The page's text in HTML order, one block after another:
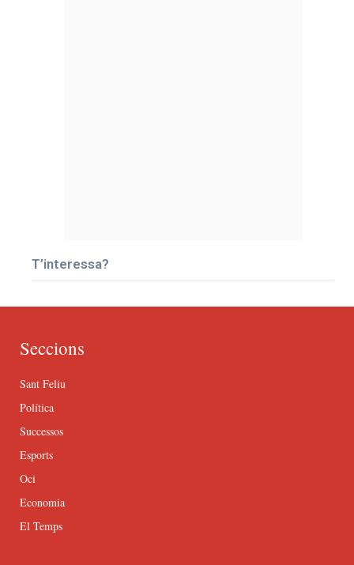
T’interessa?
Seccions
Sant Feliu
Política
Successos
Esports
Oci
Economia
El Temps